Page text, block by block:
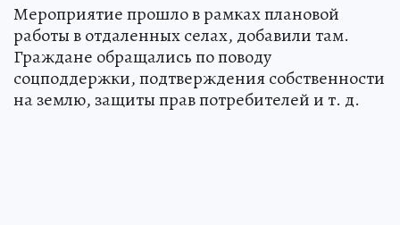
Мероприятие прошло в рамках плановой
работы в отдаленных селах, добавили там.
Граждане обращались по поводу
соцподдержки, подтверждения собственности
на землю, защиты прав потребителей и т. д.